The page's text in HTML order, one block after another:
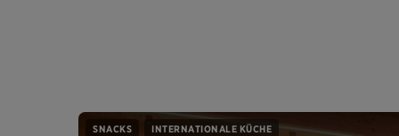
SNACKS INTERNATIONALE KÜCHE